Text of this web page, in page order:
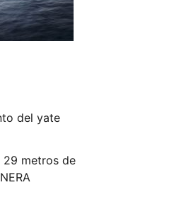
del yate
29 metros de